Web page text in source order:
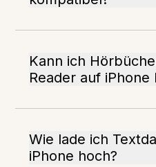
Kann ich
Reader auf iPhone
Wie lade ich
iPhone hoch?